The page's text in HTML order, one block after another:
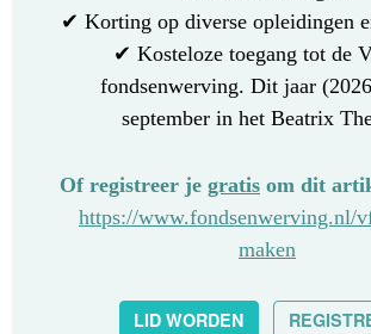
✔ Korting op diverse opleidingen
✔ Kosteloze toegang tot de
fondsenwerving. Dit jaar
september in het Beatrix
Of registreer je gratis om dit
https://www.fondsenwerving.nl/
maken
LID WORDEN